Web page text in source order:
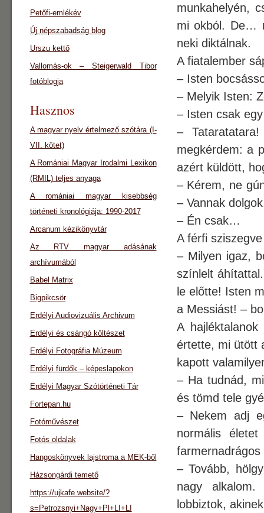
munkahelyén,
mi okból. De…
neki diktálnak.
A fiatalember
– Isten
– Melyik Isten:
– Isten csak
–
megkérdem: a
azért küldött,
– Kérem, ne
– Vannak
– Én csak…
A férfi
– Milyen igaz,
színlelt
le előtte! Isten
a Messiást! –
A
értette, mi ütött
kapott
– Ha tudnád,
és tömd tele
– Nekem adj
normális
farmernadrágos
– Tovább,
nagy
lobbiztok,
Petőfi-emlékév
Új népszabadság blog
Urszu kettő
Vallomás-ok – Steigerwald Tibor
fotóblogja
Hasznos
A magyar nyelv értelmező szótára (I-
VII. kötet)
A Romániai Magyar Irodalmi Lexikon
(RMIL) teljes anyaga
A romániai magyar kisebbség
történeti kronológiája: 1990-2017
Arcanum kézikönyvtár
Az RTV magyar adásának
archívumából
Babel Matrix
Bigpikcsör
Erdélyi Audiovizuális Archivum
Erdélyi és csángó költészet
Erdélyi Fotográfia Múzeum
Erdélyi fürdők – képeslapokon
Erdélyi Magyar Szótörténeti Tár
Fortepan.hu
Fotóművészet
Fotós oldalak
Hangoskönyvek lajstroma a MEK-ből
Házsongárdi temető
https://ujkafe.website/?
s=Petrozsnyi+Nagy+Pl+LI+LI